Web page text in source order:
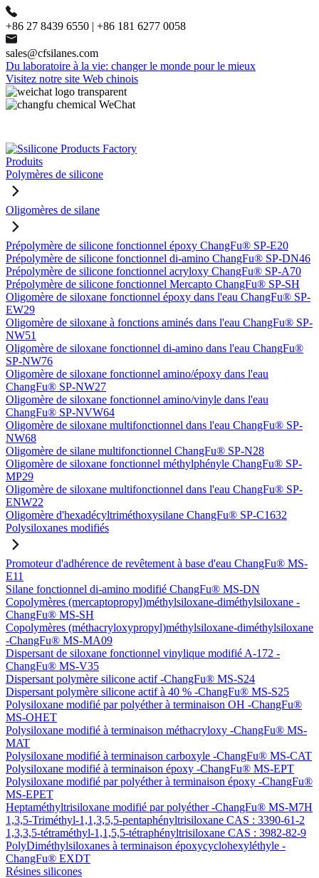
+86 27 8439 6550 | +86 181 6277 0058
sales@cfsilanes.com
Du laboratoire à la vie: changer le monde pour le mieux
Visitez notre site Web chinois
Produits
Polymères de silicone
Oligomères de silane
Prépolymère de silicone fonctionnel époxy ChangFu® SP-E20
Prépolymère de silicone fonctionnel di-amino ChangFu® SP-DN46
Prépolymère de silicone fonctionnel acryloxy ChangFu® SP-A70
Prépolymère de silicone fonctionnel Mercapto ChangFu® SP-SH
Oligomère de siloxane fonctionnel époxy dans l'eau ChangFu® SP-
EW29
Oligomère de siloxane à fonctions aminés dans l'eau ChangFu® SP-
NW51
Oligomère de siloxane fonctionnel di-amino dans l'eau ChangFu®
SP-NW76
Oligomère de siloxane fonctionnel amino/époxy dans l'eau
ChangFu® SP-NW27
Oligomère de siloxane fonctionnel amino/vinyle dans l'eau
ChangFu® SP-NVW64
Oligomère de siloxane multifonctionnel dans l'eau ChangFu® SP-
NW68
Oligomère de silane multifonctionnel ChangFu® SP-N28
Oligomère de siloxane fonctionnel méthylphényle ChangFu® SP-
MP29
Oligomère de siloxane multifonctionnel dans l'eau ChangFu® SP-
ENW22
Oligomère d'hexadécyltriméthoxysilane ChangFu® SP-C1632
Polysiloxanes modifiés
Promoteur d'adhérence de revêtement à base d'eau ChangFu® MS-
E11
Silane fonctionnel di-amino modifié ChangFu® MS-DN
Copolymères (mercaptopropyl)méthylsiloxane-diméthylsiloxane -
ChangFu® MS-SH
Copolymères (méthacryloxypropyl)méthylsiloxane-diméthylsiloxane
-ChangFu® MS-MA09
Dispersant de siloxane fonctionnel vinylique modifié A-172 -
ChangFu® MS-V35
Dispersant polymère silicone actif -ChangFu® MS-S24
Dispersant polymère silicone actif à 40 % -ChangFu® MS-S25
Polysiloxane modifié par polyéther à terminaison OH -ChangFu®
MS-OHET
Polysiloxane modifié à terminaison méthacryloxy -ChangFu® MS-
MAT
Polysiloxane modifié à terminaison carboxyle -ChangFu® MS-CAT
Polysiloxane modifié à terminaison époxy -ChangFu® MS-EPT
Polysiloxane modifié par polyéther à terminaison époxy -ChangFu®
MS-EPET
Heptaméthyltrisiloxane modifié par polyéther -ChangFu® MS-M7H
1,3,5-Triméthyl-1,1,3,5,5-pentaphényltrisiloxane CAS : 3390-61-2
1,3,3,5-tétraméthyl-1,1,5,5-tétraphényltrisiloxane CAS : 3982-82-9
PolyDiméthylsiloxanes à terminaison époxycyclohexyléthyle -
ChangFu® EXDT
Résines silicones